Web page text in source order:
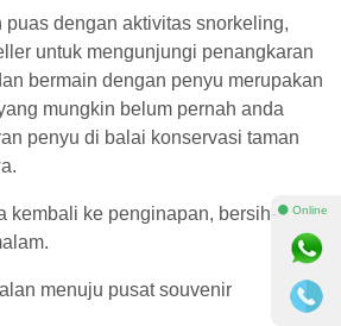
puas dengan aktivitas snorkeling,
untuk mengunjungi penangkaran
bermain dengan penyu merupakan
mungkin belum pernah anda
penyu di balai konservasi taman
kembali ke penginapan, bersih-
menuju pusat souvenir
⚫ Online